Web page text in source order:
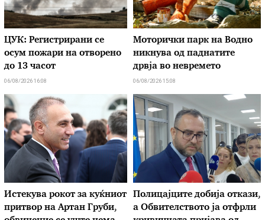
ЦУК: Регистрирани се
осум пожари на отворено
до 13 часот
06/08/2026 16:08
Моторички парк на Водно
никнува од паднатите
дрвја во невремето
06/08/2026 15:08
Истекува рокот за куќниот
притвор на Артан Груби,
Полицајците добија откази,
а Обвителството ја отфрли